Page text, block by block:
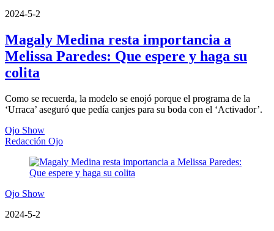
2024-5-2
Magaly Medina resta importancia a
Melissa Paredes: Que espere y haga su
colita
Como se recuerda, la modelo se enojó porque el programa de la
‘Urraca’ aseguró que pedía canjes para su boda con el ‘Activador’.
Ojo Show
Redacción Ojo
Ojo Show
2024-5-2